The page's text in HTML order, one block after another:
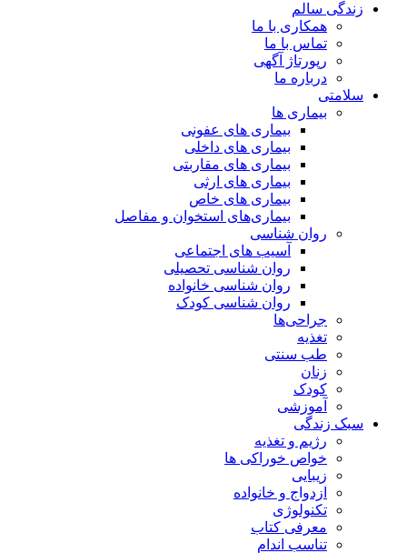
زندگی سالم
همکاری با ما
تماس با ما
رپورتاژ آگهی
درباره ما
سلامتی
بیماری ها
بیماری های عفونی
بیماری های داخلی
بیماری های مقاربتی
بیماری های ارثی
بیماری های خاص
بیماری‌های استخوان و مفاصل
روان شناسی
آسیب های اجتماعی
روان شناسی تحصیلی
روان شناسی خانواده
روان شناسی کودک
جراحی‌ها
تغذیه
طب سنتی
زنان
کودک
آموزشی
سبک زندگی
رژیم و تغذیه
خواص خوراکی ها
زیبایی
ازدواج و خانواده
تکنولوژی
معرفی کتاب
تناسب اندام